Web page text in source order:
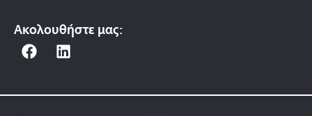
Ακολουθήστε μας:
F
e
L
k